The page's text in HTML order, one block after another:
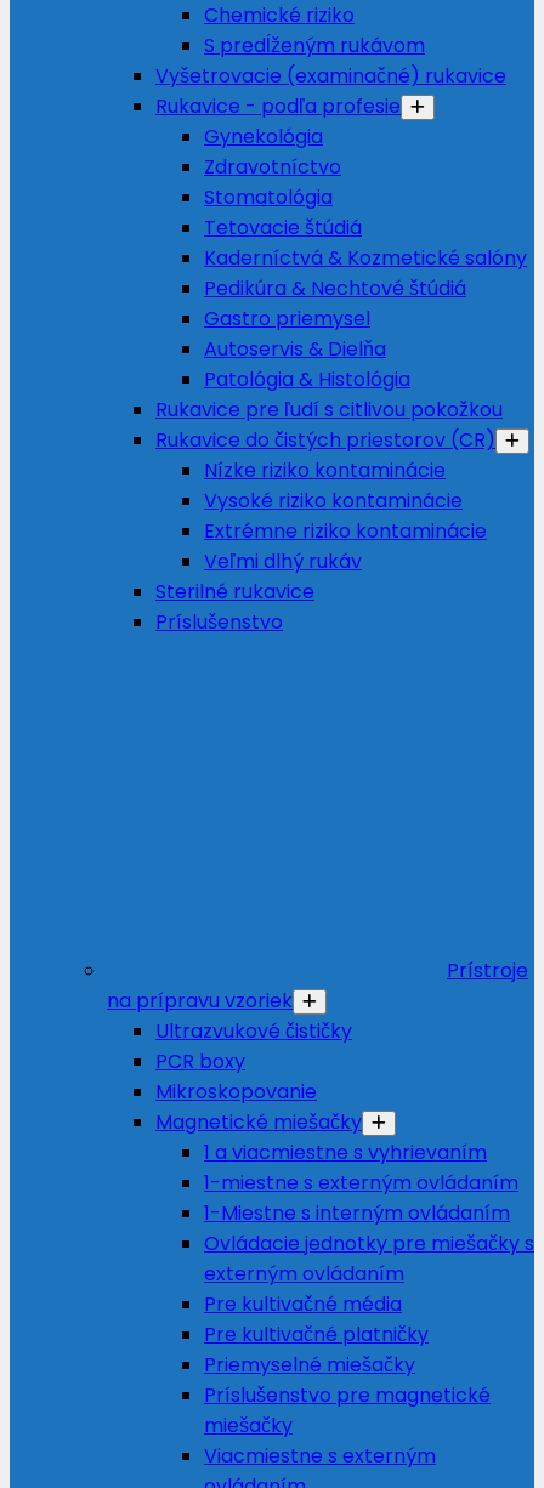
Chemické riziko
S predĺženým rukávom
Vyšetrovacie (examinačné) rukavice
Rukavice - podľa profesie
Gynekológia
Zdravotníctvo
Stomatológia
Tetovacie štúdiá
Kaderníctvá & Kozmetické salóny
Pedikúra & Nechtové štúdiá
Gastro priemysel
Autoservis & Dielňa
Patológia & Histológia
Rukavice pre ľudí s citlivou pokožkou
Rukavice do čistých priestorov (CR)
Nízke riziko kontaminácie
Vysoké riziko kontaminácie
Extrémne riziko kontaminácie
Veľmi dlhý rukáv
Sterilné rukavice
Príslušenstvo
Prístroje
na prípravu vzoriek
Ultrazvukové čističky
PCR boxy
Mikroskopovanie
Magnetické miešačky
1 a viacmiestne s vyhrievaním
1-miestne s externým ovládaním
1-Miestne s interným ovládaním
Ovládacie jednotky pre miešačky s
externým ovládaním
Pre kultivačné média
Pre kultivačné platničky
Priemyselné miešačky
Príslušenstvo pre magnetické
miešačky
Viacmiestne s externým